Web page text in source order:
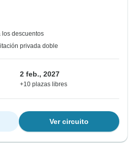
los descuentos
privada doble
2 feb., 2027
+10 plazas libres
Ver circuito